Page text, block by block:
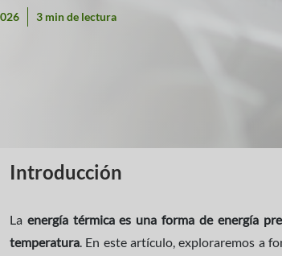
3 min de lectura
Introducción
La energía térmica es una forma de energía
temperatura. En este artículo, exploraremos a